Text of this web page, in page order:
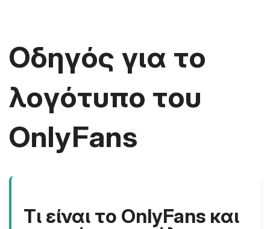
Οδηγός για το
λογότυπο του
OnlyFans
Τι είναι το OnlyFans και